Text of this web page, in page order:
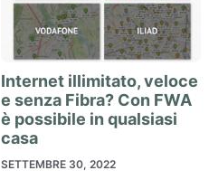
Internet illimitato, veloce
e senza Fibra? Con FWA
è possibile in qualsiasi
casa
SETTEMBRE 30, 2022